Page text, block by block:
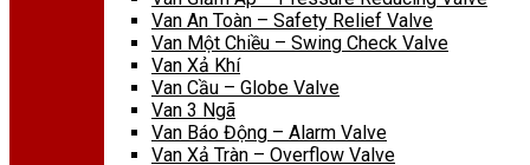
Van An Toàn – Safety Relief Valve
Van Một Chiều – Swing Check Valve
Van Xả Khí
Van Cầu – Globe Valve
Van 3 Ngã
Van Báo Động – Alarm Valve
Van Xả Tràn – Overflow Valve